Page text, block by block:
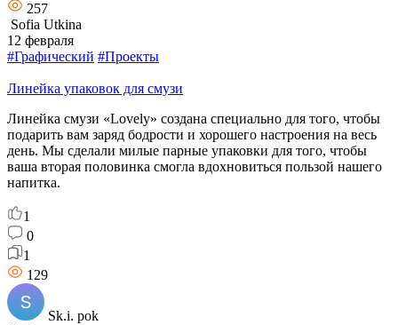
257
Sofia Utkina
12 февраля
#Графический #Проекты
Линейка упаковок для смузи
Линейка смузи «Lovely» создана специально для того, чтобы
подарить вам заряд бодрости и хорошего настроения на весь
день. Мы сделали милые парные упаковки для того, чтобы
ваша вторая половинка смогла вдохновиться пользой нашего
напитка.
1
0
1
129
Sk.i. pok